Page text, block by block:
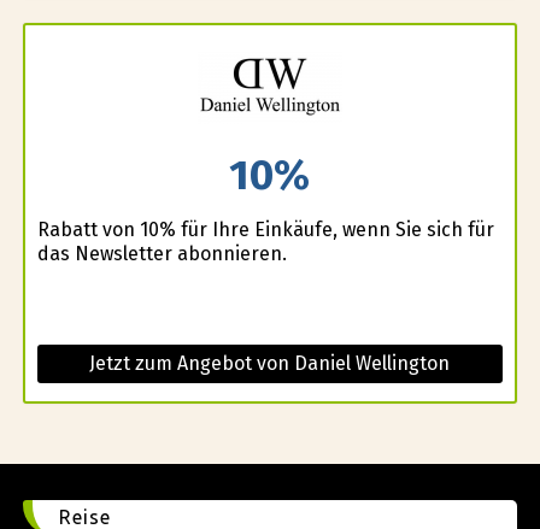
10%
Rabatt von 10% für Ihre Einkäufe, wenn Sie sich für
das Newsletter abonnieren.
Jetzt zum Angebot von Daniel Wellington
Reise